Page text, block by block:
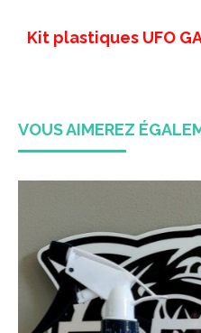
Kit plastiques UFO
VOUS AIMEREZ